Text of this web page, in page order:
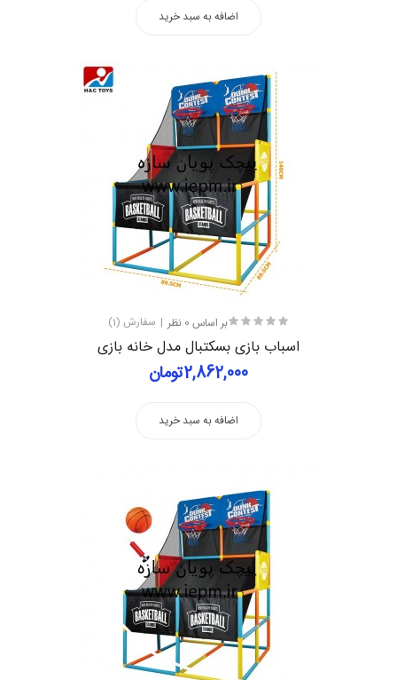
اضافه به سبد خرید
بر اساس 0 نظر سفارش (1)
اسباب بازی بسکتبال مدل خانه بازی
2,862,000تومان
اضافه به سبد خرید